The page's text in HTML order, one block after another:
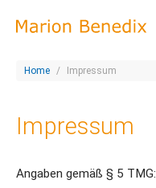
Home Impressum
Impressum
Angaben gemäß § 5 TMG: